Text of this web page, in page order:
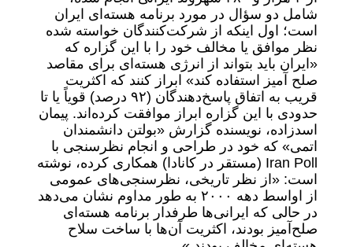
شامل دو سؤال در مورد برنامه هسته‌ای ایران
است؛ اول اینکه از شرکت‌کنندگان خواسته شده
نظر موافق یا مخالف خود را با این گزاره که
«ایران باید بتواند از انرژی هسته‌ای برای مقاصد
صلح آمیز استفاده کند» ابراز کنند که اکثریت
قریب به اتفاق پاسخ‌دهندگان (۹۲ درصد) قویاً یا تا
حدودی با این گزاره ابراز موافقت کرده‌اند. پیمان
اسدزاده، نویسنده گزارش «بولتن دانشمندان
اتمی» که خود در طراحی و انجام نظرسنجی با
Iran Poll (مستقر در کانادا) همکاری کرده، نوشته
است: «از نظر تاریخی، نظرسنجی‌های عمومی
از اواسط دهه ۲۰۰۰ به طور مداوم نشان می‌دهد
در حالی که ایرانی‌ها طرفدار برنامه هسته‌ای
صلح‌آمیز بودند، اکثریت آن‌ها با ساخت سلاح